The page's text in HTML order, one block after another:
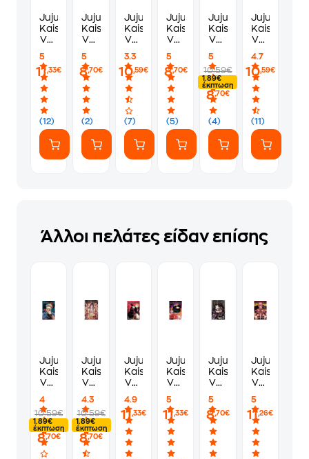
Jujutsu
Kaisen,
Vol.
5
(12)
11,33€
Jujutsu
Kaisen,
Vol.
5
(2)
8,70€
Jujutsu
Kaisen,
Vol.
3.3
(7)
10,59€
Jujutsu
Kaisen,
Vol.
5
(5)
8,70€
Jujutsu
Kaisen,
Vol.
5
(4)
10.59€
1.89€
έκπτωση
8,70€
Jujutsu
Kaisen,
Vol.
4.7
(11)
10,59€
Άλλοι πελάτες είδαν επίσης
Jujutsu
Kaisen,
Vol.
4
10.59€
1.89€
έκπτωση
8,70€
Jujutsu
Kaisen,
Vol.
4.3
10.59€
1.89€
έκπτωση
8,70€
Jujutsu
Kaisen,
Vol.
4.9
11,33€
Jujutsu
Kaisen,
Vol.
5
11,33€
Jujutsu
Kaisen,
Vol.
5
8,70€
Jujutsu
Kaisen,
Vol.
5
11,26€